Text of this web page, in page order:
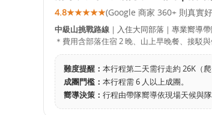
4.8★★★★★(Google 商家 360+ 則真實
中級山挑戰路線 ｜入住大同部落｜專業嚮導
＊費用含部落住宿 2 晚、山上早晚餐、接駁
難度提醒： 本行程第二天需行走約 26K（
成團門檻： 本行程需 6 人以上成團。
嚮導決策： 行程由帶隊嚮導依現場天候與